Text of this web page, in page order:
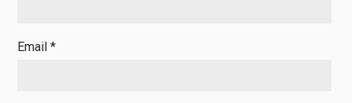
Email*